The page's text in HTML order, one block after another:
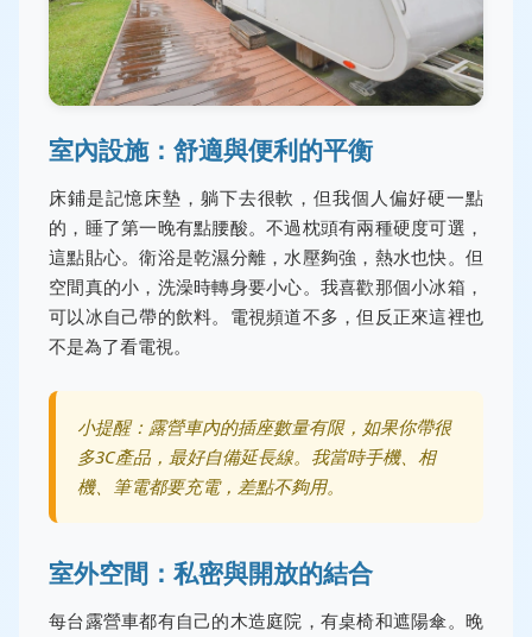
室內設施：舒適與便利的平衡
床鋪是記憶床墊，躺下去很軟，但我個人偏好硬一點
的，睡了第一晚有點腰酸。不過枕頭有兩種硬度可選，
這點貼心。衛浴是乾濕分離，水壓夠強，熱水也快。但
空間真的小，洗澡時轉身要小心。我喜歡那個小冰箱，
可以冰自己帶的飲料。電視頻道不多，但反正來這裡也
不是為了看電視。
小提醒：露營車內的插座數量有限，如果你帶很
多3C產品，最好自備延長線。我當時手機、相
機、筆電都要充電，差點不夠用。
室外空間：私密與開放的結合
每台露營車都有自己的木造庭院，有桌椅和遮陽傘。晚